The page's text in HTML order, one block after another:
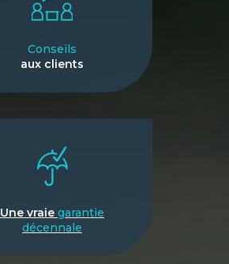
Conseils
aux clients
Une vraie garantie
décennale